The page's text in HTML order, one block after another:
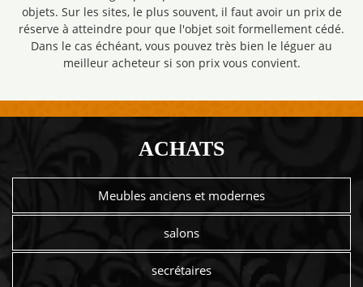
objets. Sur les sites, le plus souvent, il faut avoir un prix de
réserve à atteindre pour que l'objet soit formellement cédé.
Dans le cas échéant, vous pouvez très bien le léguer au
meilleur acheteur si son prix vous convient.
ACHATS
Meubles anciens et modernes
salons
secrétaires